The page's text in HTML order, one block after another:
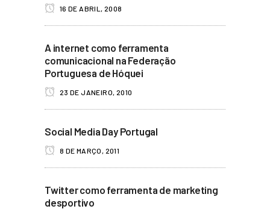
16 DE ABRIL, 2008
A internet como ferramenta
comunicacional na Federação
Portuguesa de Hóquei
23 DE JANEIRO, 2010
Social Media Day Portugal
8 DE MARÇO, 2011
Twitter como ferramenta de marketing
desportivo